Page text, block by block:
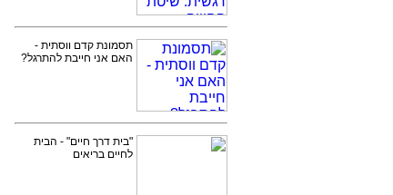
תסמונת קדם ווסתית -
האם אני חייבת להתרגל?
"בית דרך חיים" - הבית
לחיים בריאים